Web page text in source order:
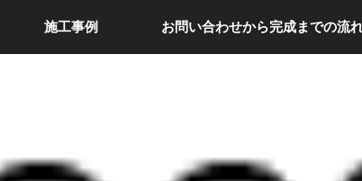
施工事例 お問い合わせから完成までの流